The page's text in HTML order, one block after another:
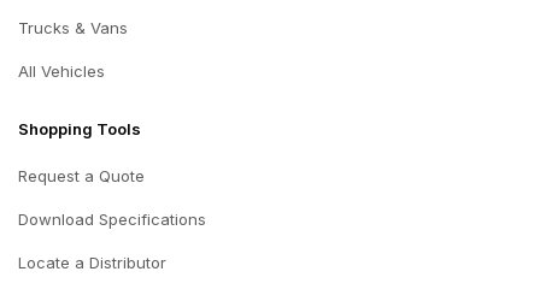
Trucks & Vans
All Vehicles
Shopping Tools
Request a Quote
Download Specifications
Locate a Distributor